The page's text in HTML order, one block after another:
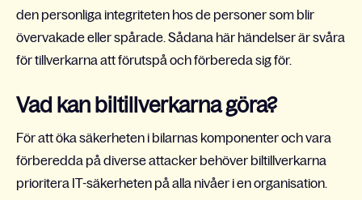
den personliga integriteten hos de personer som blir
övervakade eller spårade. Sådana här händelser är svåra
för tillverkarna att förutspå och förbereda sig för.
Vad kan biltillverkarna göra?
För att öka säkerheten i bilarnas komponenter och vara
förberedda på diverse attacker behöver biltillverkarna
prioritera IT-säkerheten på alla nivåer i en organisation.